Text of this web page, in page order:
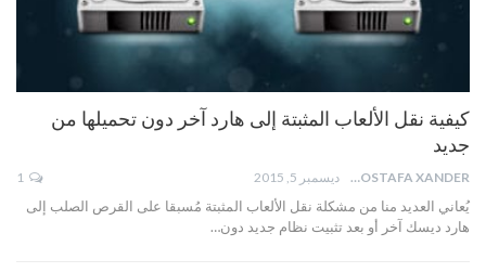
كيفية نقل الألعاب المثبتة إلى هارد آخر دون تحميلها من
جديد
MOSTAFA XANDER ديسمبر 5, 2015
يُعاني العديد منا من مشكلة نقل الألعاب المثبتة مُسبقا على القرص الصلب إلى
هارد ديسك آخر أو بعد تثبيت نظام جديد دون…